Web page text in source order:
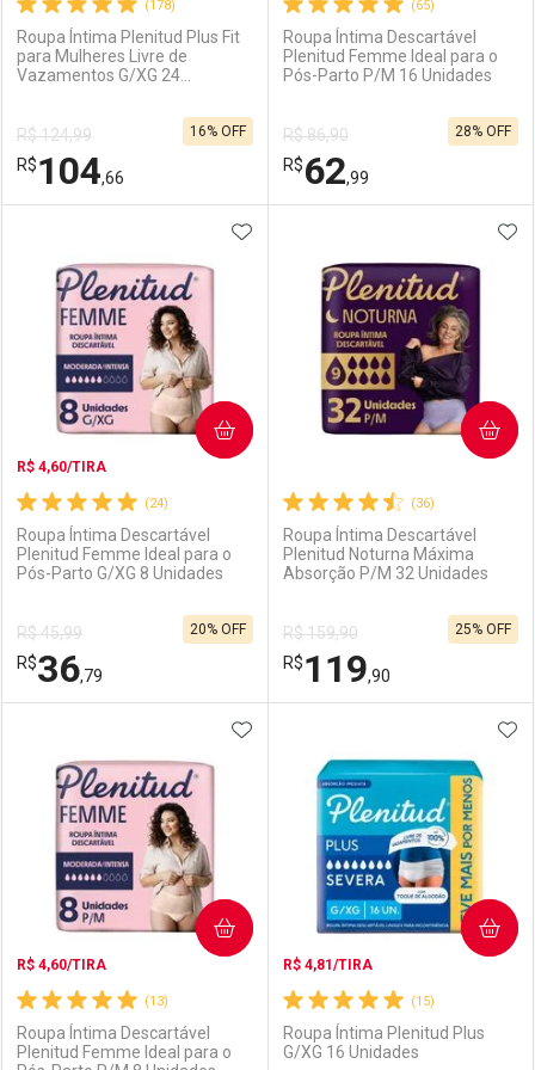
Comprar sem Desconto
Por R$ 119,90/cada
Comprar sem Desconto
Por R$ 119,90/cada
Comprar sem Desconto
Por R$ 64,82/cada
Comprar sem Desconto
Por R$ 64,82/cada
(178)
Roupa Íntima Plenitud Plus Fit
para Mulheres Livre de
Vazamentos G/XG 24
R$ 124,99
R$104,66
16% OFF
Laboratório
Comprar sem Desconto
Por R$ 104,66/cada
Por Menos
Comprar sem Desconto
Por R$ 104,66/cada
(65)
Roupa Íntima Descartável
Plenitud Femme Ideal para o
Pós-Parto P/M 16 Unidades
R$ 86,90
R$62,99
28% OFF
Laboratório
Ativar Desconto
Comprar sem Desconto
Por R$ 62,99/cada
Por Menos
Comprar sem Desconto
Por R$ 62,99/cada
(24)
R$ 4,60/TIRA
Roupa Íntima Descartável
Plenitud Femme Ideal para o
Pós-Parto G/XG 8 Unidades
R$ 45,99
R$36,79
20% OFF
ADICIONAR AOS FAVORITOS
COMPRAR
Laboratório
Por Menos
(36)
Roupa Íntima Descartável
Plenitud Noturna Máxima
Absorção P/M 32 Unidades
R$ 159,90
R$119,90
25% OFF
COMPRAR
Laboratório
Por Menos
(13)
R$ 4,60/TIRA
Roupa Íntima Descartável
Plenitud Femme Ideal para o
ADICIONAR AOS FAVORITOS
COMPRAR
(15)
R$ 4,81/TIRA
Roupa Íntima Plenitud Plus
G/XG 16 Unidades
COMPRAR